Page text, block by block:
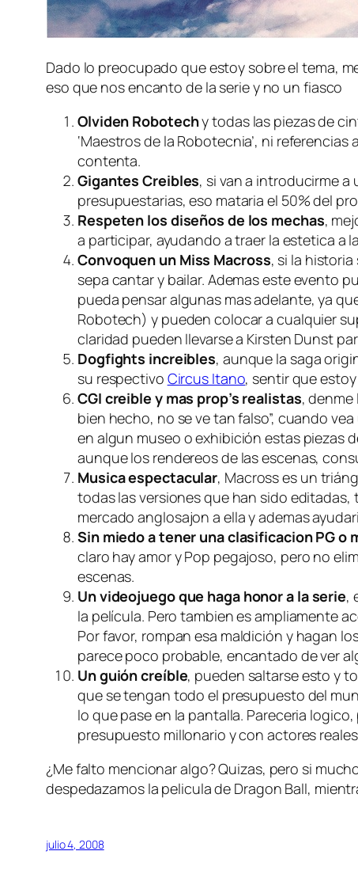
Dado lo preocupado que estoy sobre el tema,
eso que nos encanto de la serie y no un fiasco
Olviden Robotechy todas las piezas de
‘Maestros de la Robotecnia’, ni
contenta.
Gigantes Creibles, si van a introducirme a
presupuestarias, eso mataria el 50% del
Respeten los diseños de los mechas,
a participar, ayudando a traer la estetica a
Convoquen un Miss Macross, si la
sepa cantar y bailar. Ademas este evento
pueda pensar algunas mas adelante, ya
Robotech) y pueden colocar a cualquier
claridad pueden llevarse a Kirsten Dunst
Dogfights increibles, aunque la saga
su respectivo Circus Itano, sentir que
CGI creible y mas prop’s realistas,
bien hecho, no se ve tan falso”, cuando
en algun museo o exhibición estas piezas
aunque los rendereos de las escenas,
Musica espectacular, Macross es un
todas las versiones que han sido editadas,
mercado anglosajon a ella y ademas
Sin miedo a tener una clasificacion PG o
claro hay amor y Pop pegajoso, pero no
escenas.
Un videojuego que haga honor a la serie,
la película. Pero tambien es ampliamente
Por favor, rompan esa maldición y hagan
parece poco probable, encantado de ver
Un guión creíble, pueden saltarse esto y
que se tengan todo el presupuesto del
lo que pase en la pantalla. Pareceria
presupuesto millonario y con actores
¿Me falto mencionar algo? Quizas, pero si
despedazamos la pelicula de Dragon Ball,
julio 4, 2008